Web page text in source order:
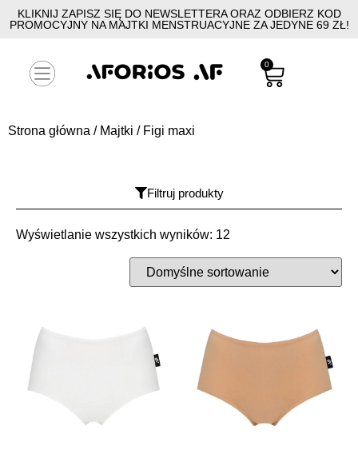
KLIKNIJ ZAPISZ SIĘ DO NEWSLETTERA ORAZ ODBIERZ KOD
PROMOCYJNY NA MAJTKI MENSTRUACYJNE ZA JEDYNE 69 ZŁ!
0
Strona główna / Majtki / Figi maxi
Filtruj produkty
Wyświetlanie wszystkich wyników: 12